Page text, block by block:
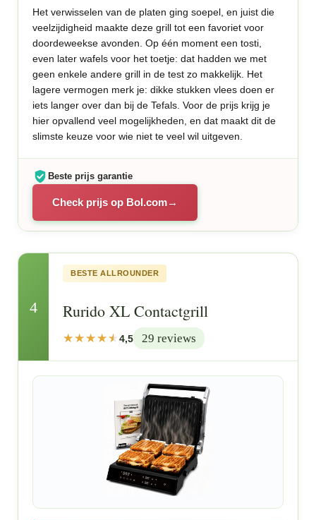
Het verwisselen van de platen ging soepel, en juist die
veelzijdigheid maakte deze grill tot een favoriet voor
doordeweekse avonden. Op één moment een tosti,
even later wafels voor het toetje: dat hadden we met
geen enkele andere grill in de test zo makkelijk. Het
lagere vermogen merk je: dikke stukken vlees doen er
iets langer over dan bij de Tefals. Voor de prijs krijg je
hier opvallend veel mogelijkheden, en dat maakt dit de
slimste keuze voor wie niet te veel wil uitgeven.
Beste prijs garantie
Check prijs op Bol.com
4
BESTE ALLROUNDER
Rurido XL Contactgrill
4,5 29 reviews